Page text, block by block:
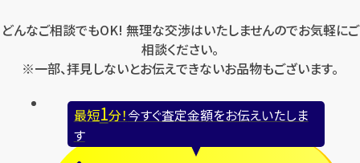
どんなご相談でもOK! 無理な交渉はいたしませんのでお気軽にご
相談ください。
※一部、拝見しないとお伝えできないお品物もございます。
最短1分！今すぐ査定金額をお伝えいたしま
す